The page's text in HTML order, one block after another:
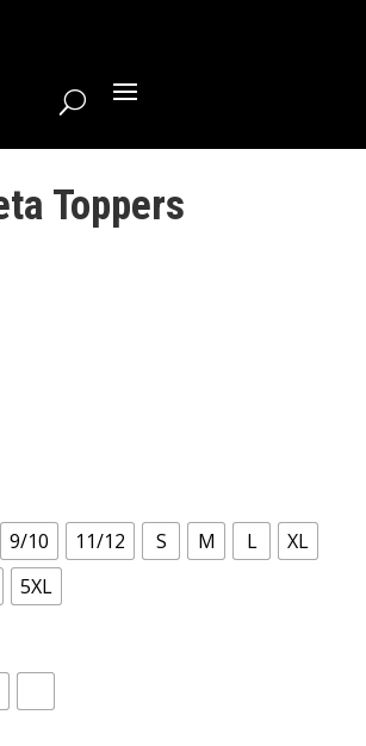
Toppers
9/10 11/12 S M L
XL
5XL